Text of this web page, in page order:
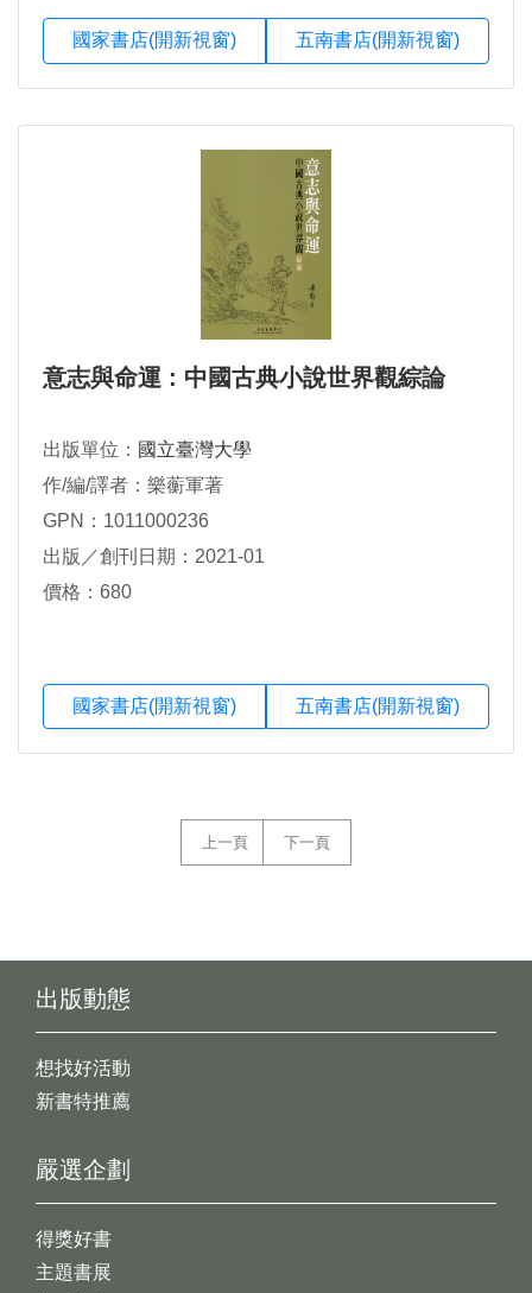
國家書店(開新視窗) 五南書店(開新視窗)
意志與命運 : 中國古典小說世界觀綜論
出版單位： 國立臺灣大學
作/編/譯者：樂蘅軍著
GPN：1011000236
出版／創刊日期：2021-01
價格：680
國家書店(開新視窗) 五南書店(開新視窗)
上一頁 下一頁
出版動態
想找好活動
新書特推薦
嚴選企劃
得獎好書
主題書展